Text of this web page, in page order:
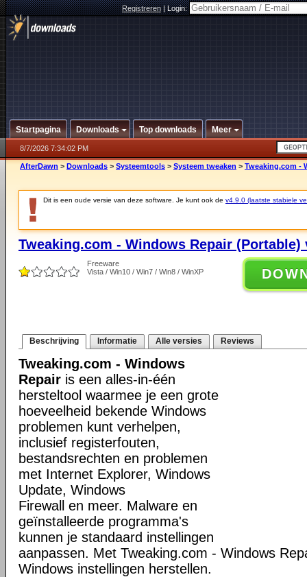
Registreren|Login:
Startpagina Downloads Top downloads Meer
8/7/2026 7:34:02 PM
AfterDawn > Downloads > Systeemtools > Systeem tweaken > Tweaking.com -
Dit is een oude versie van deze software. Je kunt ook de v4.9.0 (laatste stabiele
Tweaking.com - Windows Repair (Portable)
Freeware
Vista / Win10 / Win7 / Win8 / WinXP
Beschrijving Informatie Alle versies Reviews
Tweaking.com - Windows
Repair is een alles-in-één
hersteltool waarmee je een grote
hoeveelheid bekende Windows
problemen kunt verhelpen,
inclusief registerfouten,
bestandsrechten en problemen
met Internet Explorer, Windows
Update, Windows
Firewall en meer. Malware en
geïnstalleerde programma's
kunnen je standaard instellingen
aanpassen. Met Tweaking.com - Windows
Windows instellingen herstellen.